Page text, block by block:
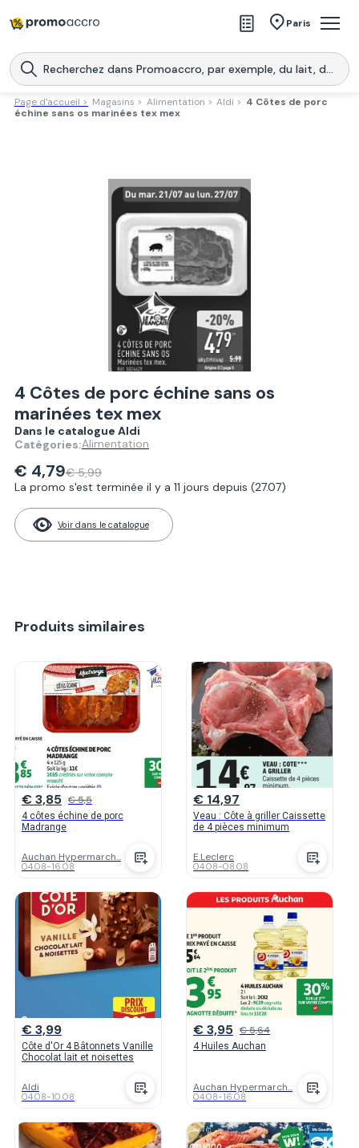
Paris
Magasins
Produits
Page d'accueil > Magasins > Alimentation > Aldi > 4 Côtes de porc
échine sans os marinées tex mex
4 Côtes de porc échine sans os
marinées tex mex
Dans le catalogue Aldi
Catégories:Alimentation
€ 4,79€ 5,99
La promo s'est terminée il y a 11 jours depuis (27.07)
Voir dans le catalogue
Produits similaires
€ 3,85 € 5,5
4 côtes échine de porc
Madrange
Auchan Hypermarch...
04.08-16.08
€ 14,97
Veau : Côte à griller Caissette
de 4 pièces minimum
E.Leclerc
04.08-08.08
€ 3,99
Côte d'Or 4 Bâtonnets Vanille
Chocolat lait et noisettes
Aldi
04.08-10.08
€ 3,95 € 5,64
4 Huiles Auchan
Auchan Hypermarch...
04.08-16.08